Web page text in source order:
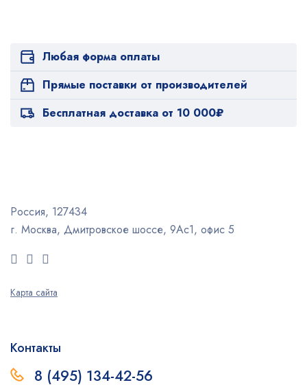
Любая форма оплаты
Прямые поставки от производителей
Бесплатная доставка от 10 000₽
Россия, 127434
г. Москва, Дмитровское шоссе, 9Ас1, офис 5
Карта сайта
Контакты
8 (495) 134-42-56